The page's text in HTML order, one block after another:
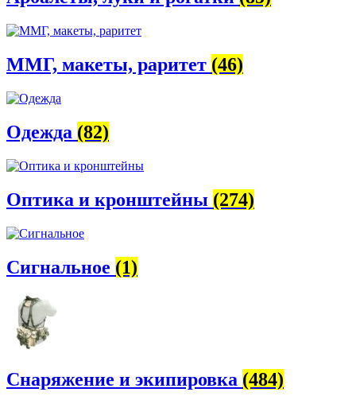
ММГ, макеты, раритет (46)
Одежда (82)
Оптика и кронштейны (274)
Сигнальное (1)
Снаряжение и экипировка (484)